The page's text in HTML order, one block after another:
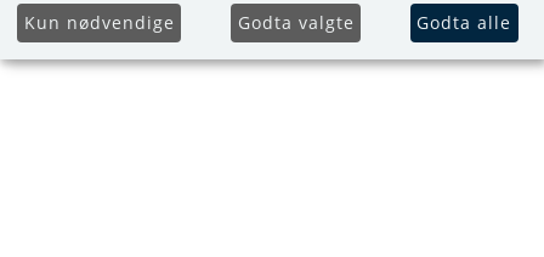
Kun nødvendige Godta valgte Godta alle